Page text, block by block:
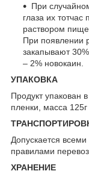
При
глаза их
раствором
При появлении
закапывают
– 2% новокаин.
УПАКОВКА
Продукт упакован
пленки, масса
Допускается
правилами
ХРАНЕНИЕ